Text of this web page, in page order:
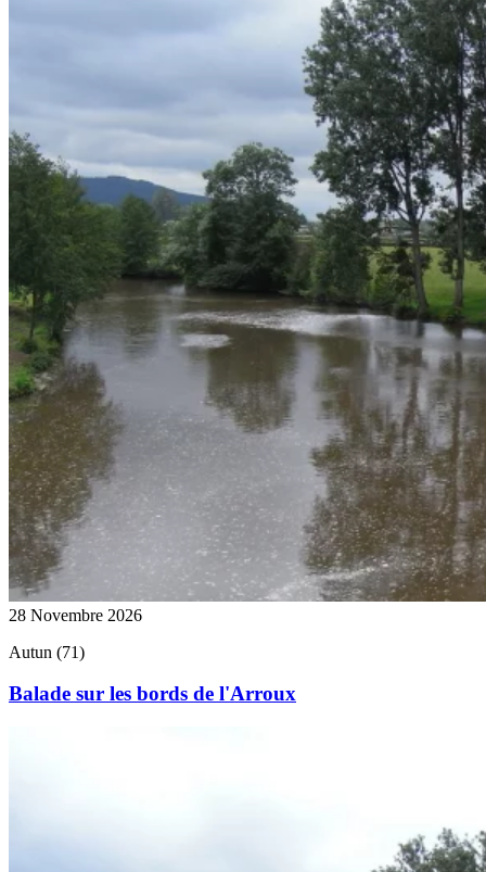
28 Novembre 2026
Autun (71)
Balade sur les bords de l'Arroux